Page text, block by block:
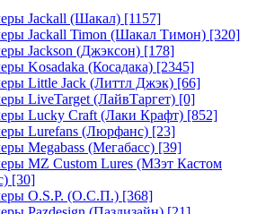
Jackall (Шакал) [1157]
Jackall Timon (Шакал Тимон) [320]
Jackson (Джэксон) [178]
Kosadaka (Косадака) [2345]
Little Jack (Литтл Джэк) [66]
LiveTarget (ЛайвТаргет) [0]
Lucky Craft (Лаки Крафт) [852]
Lurefans (Люрфанс) [23]
Megabass (Мегабасс) [39]
MZ Custom Lures (МЗэт Кастом
[30]
O.S.P. (О.С.П.) [368]